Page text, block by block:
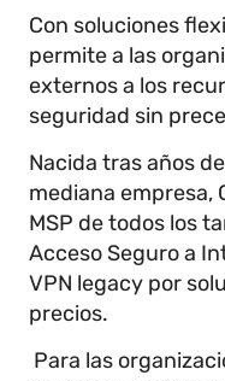
Con soluciones
permite a las
externos a los
seguridad sin
Nacida tras años
mediana empresa,
MSP de todos los
Acceso Seguro a
VPN legacy por
precios.
Para las